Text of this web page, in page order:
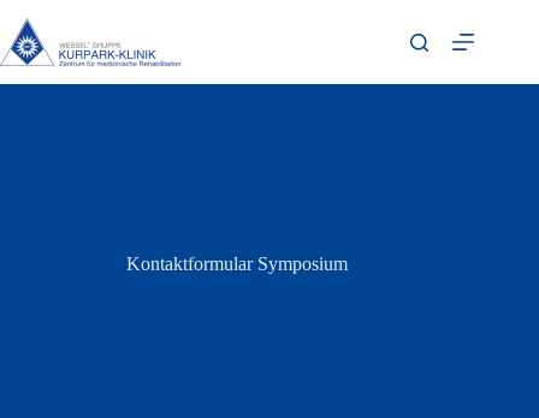
Kontaktformular Symposium